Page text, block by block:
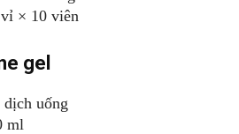
× 10 viên
gel
dịch uống
ml